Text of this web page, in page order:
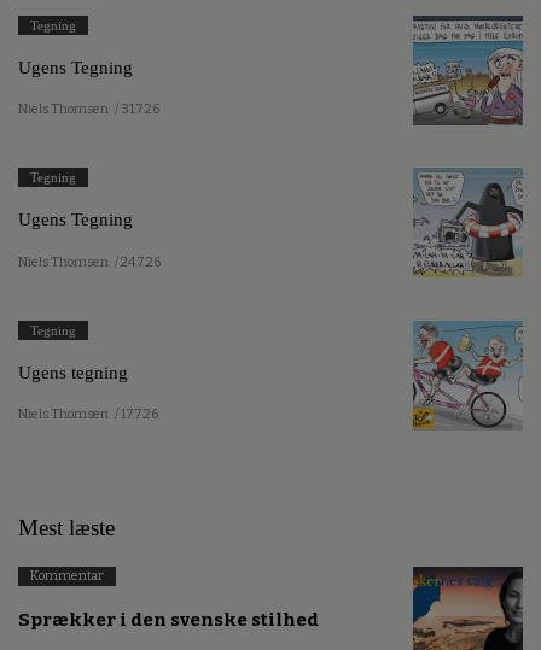
Tegning
Ugens Tegning
Niels Thomsen / 31.7.26
Tegning
Ugens Tegning
Niels Thomsen / 24.7.26
Tegning
Ugens tegning
Niels Thomsen / 17.7.26
Mest læste
Kommentar
Sprækker i den svenske stilhed